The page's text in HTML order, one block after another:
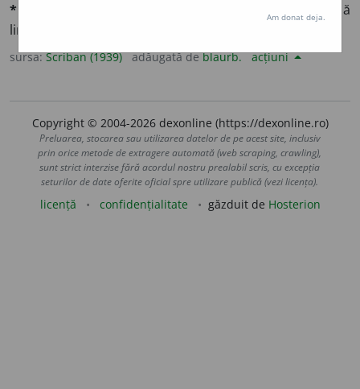
*bilíng, -ă
). Care are doŭă
limbĭ. Care știe doŭă limbĭ. Care e scris în doŭă limbĭ.
sursa:Scriban (1939) adăugată deblaurb. acțiuni
Copyright © 2004-2026 dexonline (https://dexonline.ro)
Preluarea, stocarea sau utilizarea datelor de pe acest site, inclusiv
prin orice metode de extragere automată (web scraping, crawling),
sunt strict interzise fără acordul nostru prealabil scris, cu excepția
seturilor de date oferite oficial spre utilizare publică (vezi licența).
licență confidențialitate găzduit de Hosterion
Am donat deja.